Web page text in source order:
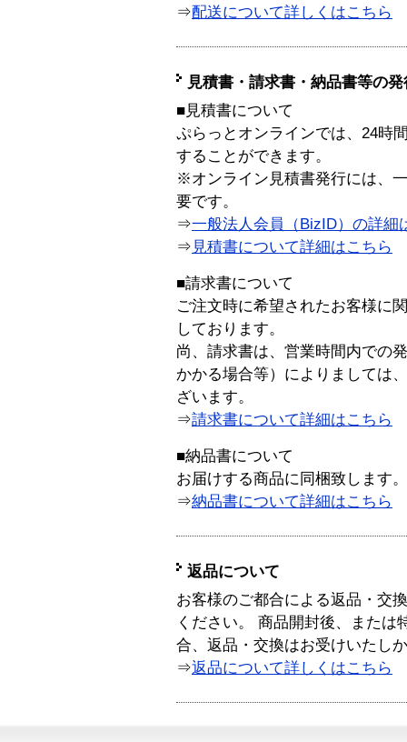
⇒配送について詳しくはこちら
見積書・請求書・納品書等の
■見積書について
ぷらっとオンラインでは、24時
することができます。
※オンライン見積書発行には、
要です。
⇒一般法人会員（BizID）の詳細
⇒ 見積書について詳細はこちら
■請求書について
ご注文時に希望されたお客様に
しております。
尚、請求書は、営業時間内での
かかる場合等）によりましては
ざいます。
⇒請求書について詳細はこちら
■納品書について
お届けする商品に同梱致します。
⇒納品書について詳細はこちら
返品について
お客様のご都合による返品・交
ください。 商品開封後、または
合、返品・交換はお受けいたし
⇒返品について詳しくはこちら